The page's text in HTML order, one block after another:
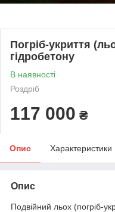
Погріб-укриття
гідробетону
В наявності
Роздріб
117 000 ₴
Опис Характеристики
Опис
Подвійний льох (погріб-